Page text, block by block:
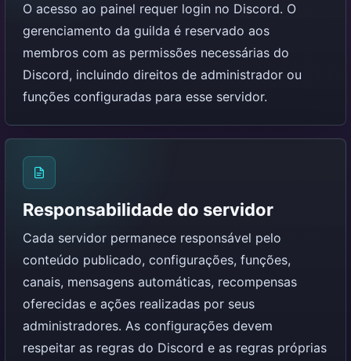
O acesso ao painel requer login no Discord. O
gerenciamento da guilda é reservado aos
membros com as permissões necessárias do
Discord, incluindo direitos de administrador ou
funções configuradas para esse servidor.
Responsabilidade do servidor
Cada servidor permanece responsável pelo
conteúdo publicado, configurações, funções,
canais, mensagens automáticas, recompensas
oferecidas e ações realizadas por seus
administradores. As configurações devem
respeitar as regras do Discord e as regras próprias